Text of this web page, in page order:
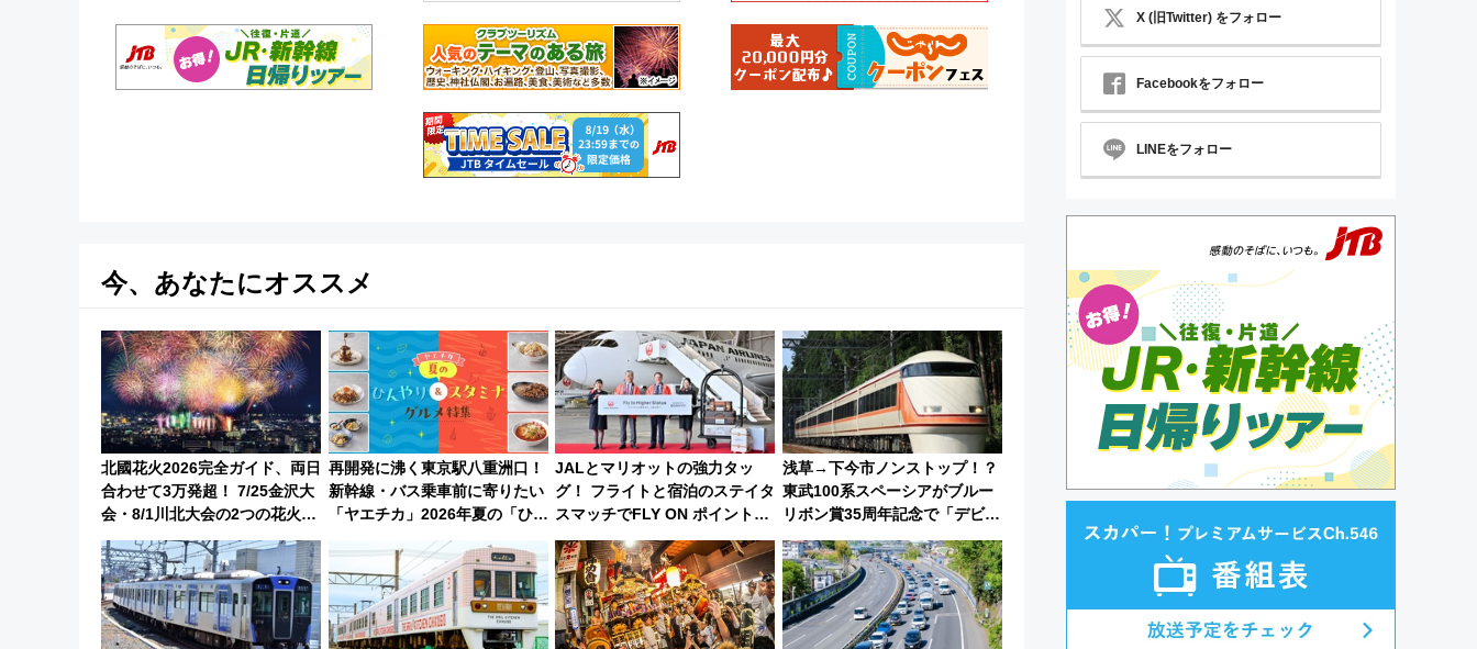
今、あなたにオススメ
北國花火2026完全ガイド、両日
合わせて3万発超！ 7/25金沢大
会・8/1川北大会の2つの花火大
会の日程・アクセス・観覧席ま
とめ（石川県）
再開発に沸く東京駅八重洲口！
新幹線・バス乗車前に寄りたい
「ヤエチカ」2026年夏の「ひん
やり＆スタミナグルメ」6選
【新店舗も！】
JALとマリオットの強力タッ
グ！ フライトと宿泊のステイタ
スマッチでFLY ON ポイントや
上級会員資格を効率よく獲得す
る方法を解説
浅草→下今市ノンストップ！？
東武100系スペーシアがブルー
リボン賞35周年記念で「デビュ
ー当時の停車駅」を再現 運転
時刻や特急券の買い方を紹介
X (旧Twitter) をフォロー
Facebookをフォロー
LINEをフォロー